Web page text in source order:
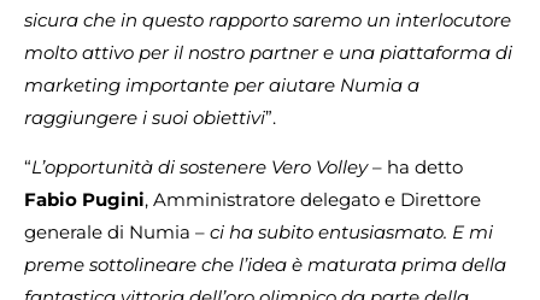
sicura che in questo rapporto saremo un interlocutore
molto attivo per il nostro partner e una piattaforma di
marketing importante per aiutare Numia a
raggiungere i suoi obiettivi”.
“L’opportunità di sostenere Vero Volley– ha detto
Fabio Pugini, Amministratore delegato e Direttore
generale di Numia – ci ha subito entusiasmato. E mi
preme sottolineare che l’idea è maturata prima della